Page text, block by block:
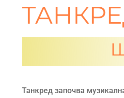
Танкред започва